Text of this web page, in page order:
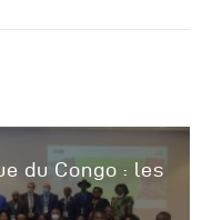
du Congo : les